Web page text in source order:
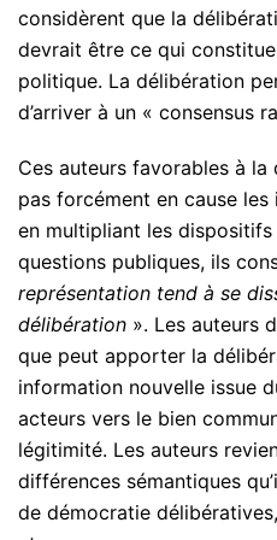
considèrent que la
devrait être ce qui
politique. La délibération
d’arriver à un « consensus
Ces auteurs favorables à
pas forcément en cause
en multipliant les
questions publiques, ils
représentation tend à se
délibération ». Les auteurs
que peut apporter la
information nouvelle issue
acteurs vers le bien
légitimité. Les auteurs
différences sémantiques
de démocratie